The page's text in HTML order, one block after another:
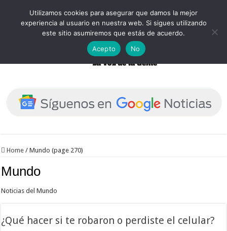
Home / Mundo (page 270)
Mundo
Noticias del Mundo
¿Qué hacer si te robaron o perdiste el celular?
Utilizamos cookies para asegurar que damos la mejor
experiencia al usuario en nuestra web. Si sigues utilizando
este sitio asumiremos que estás de acuerdo.
Acepto
No